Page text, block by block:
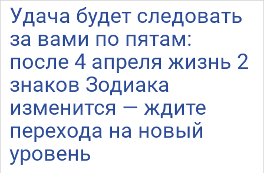
Удача будет следовать
за вами по пятам:
после 4 апреля жизнь 2
знаков Зодиака
изменится — ждите
перехода на новый
уровень